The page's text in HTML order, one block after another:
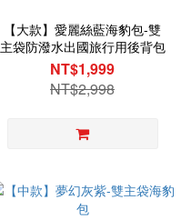
【大款】愛麗絲藍海豹包-雙
主袋防潑水出國旅行用後背包
NT$1,999
NT$2,998